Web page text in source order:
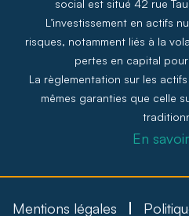
social est situé 42 rue
L’investissement en actifs
risques, notamment liés à la
pertes en capital
La règlementation sur les
mêmes garanties que celle
En
Mentions légales